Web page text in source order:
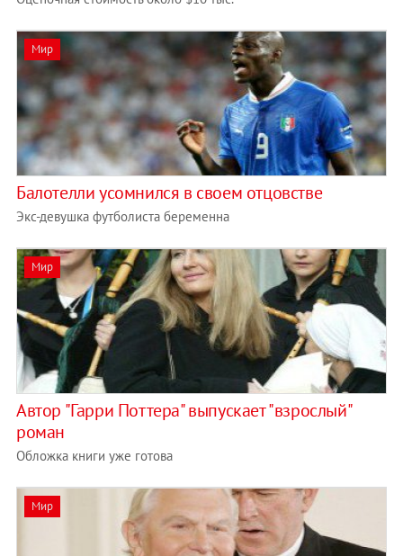
Мир
Балотелли усомнился в своем отцовстве
Экс-девушка футболиста беременна
Мир
Автор "Гарри Поттера" выпускает "взрослый"
роман
Обложка книги уже готова
Мир